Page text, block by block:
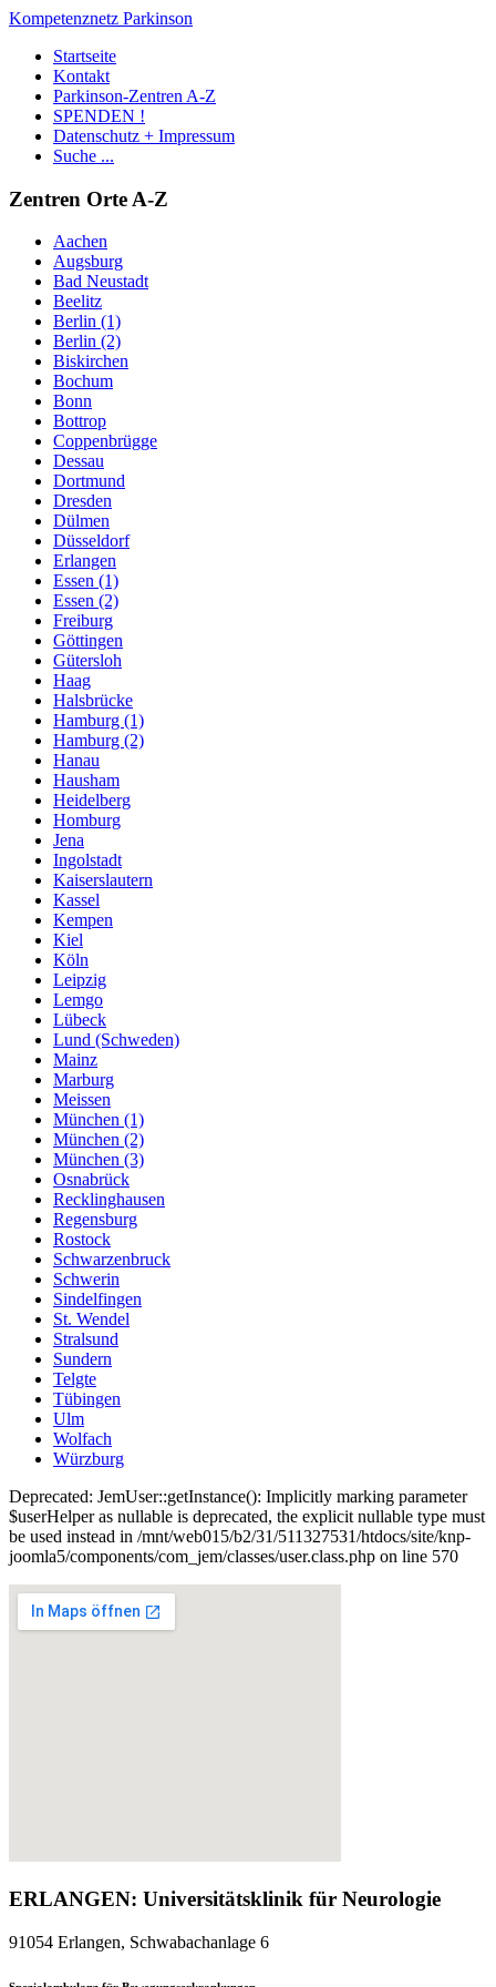
Kompetenznetz Parkinson
Startseite
Kontakt
Parkinson-Zentren A-Z
SPENDEN !
Datenschutz + Impressum
Suche ...
Zentren Orte A-Z
Aachen
Augsburg
Bad Neustadt
Beelitz
Berlin (1)
Berlin (2)
Biskirchen
Bochum
Bonn
Bottrop
Coppenbrügge
Dessau
Dortmund
Dresden
Dülmen
Düsseldorf
Erlangen
Essen (1)
Essen (2)
Freiburg
Göttingen
Gütersloh
Haag
Halsbrücke
Hamburg (1)
Hamburg (2)
Hanau
Hausham
Heidelberg
Homburg
Jena
Ingolstadt
Kaiserslautern
Kassel
Kempen
Kiel
Köln
Leipzig
Lemgo
Lübeck
Lund (Schweden)
Mainz
Marburg
Meissen
München (1)
München (2)
München (3)
Osnabrück
Recklinghausen
Regensburg
Rostock
Schwarzenbruck
Schwerin
Sindelfingen
St. Wendel
Stralsund
Sundern
Telgte
Tübingen
Ulm
Wolfach
Würzburg
Deprecated: JemUser::getInstance(): Implicitly marking parameter
$userHelper as nullable is deprecated, the explicit nullable type must
be used instead in /mnt/web015/b2/31/511327531/htdocs/site/knp-
joomla5/components/com_jem/classes/user.class.php on line 570
ERLANGEN: Universitätsklinik für Neurologie
91054 Erlangen, Schwabachanlage 6